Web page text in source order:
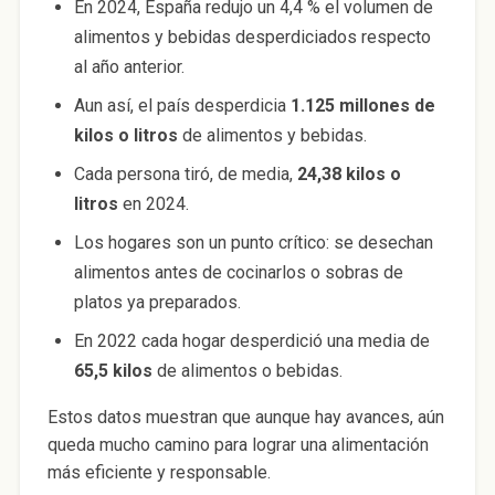
En 2024, España redujo un 4,4 % el volumen de
alimentos y bebidas desperdiciados respecto
al año anterior.
Aun así, el país desperdicia 1.125 millones de
kilos o litros de alimentos y bebidas.
Cada persona tiró, de media, 24,38 kilos o
litros en 2024.
Los hogares son un punto crítico: se desechan
alimentos antes de cocinarlos o sobras de
platos ya preparados.
En 2022 cada hogar desperdició una media de
65,5 kilos de alimentos o bebidas.
Estos datos muestran que aunque hay avances, aún
queda mucho camino para lograr una alimentación
más eficiente y responsable.